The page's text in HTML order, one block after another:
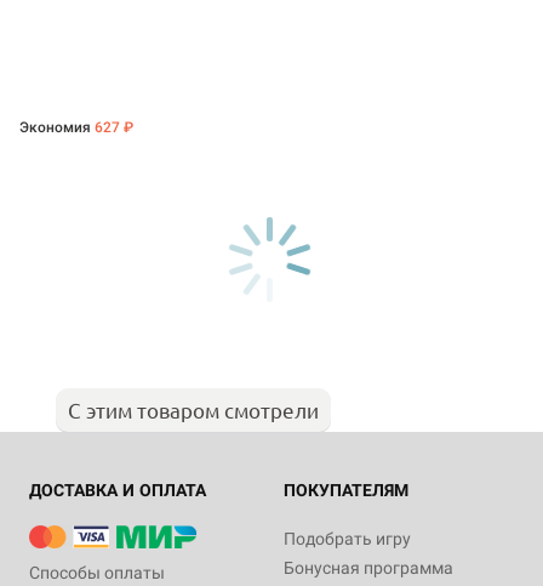
Экономия 627 ₽
С этим товаром смотрели
ДОСТАВКА И ОПЛАТА
Способы оплаты
ПОКУПАТЕЛЯМ
Подобрать игру
Бонусная программа